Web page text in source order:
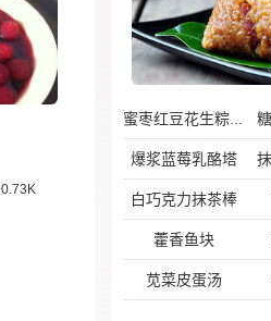
0.73K
蜜枣红豆花生粽子
爆浆蓝莓乳酪塔
白巧克力抹茶棒
藿香鱼块
苋菜皮蛋汤